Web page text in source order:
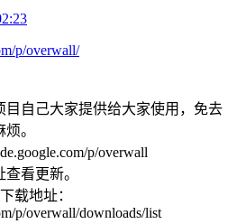
p/overwall/
目自己大家提供给大家使用，免去
。
p/overwall
看更新。
载地址：
p/overwall/downloads/list